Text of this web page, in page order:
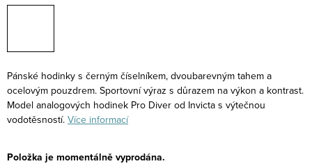
Pánské hodinky s černým číselníkem, dvoubarevným tahem a
ocelovým pouzdrem. Sportovní výraz s důrazem na výkon a kontrast.
Model analogových hodinek Pro Diver od Invicta s výtečnou
vodotěsností. Více informací
Položka je momentálně vyprodána.